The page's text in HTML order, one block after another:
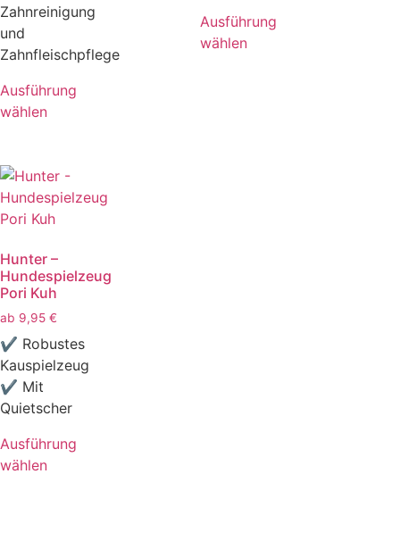
Zahnreinigung
und
Zahnfleischpflege
Ausführung
wählen
Ausführung
wählen
Hunter –
Hundespielzeug
Pori Kuh
ab 9,95 €
✔ Robustes
Kauspielzeug
✔ Mit
Quietscher
Ausführung
wählen